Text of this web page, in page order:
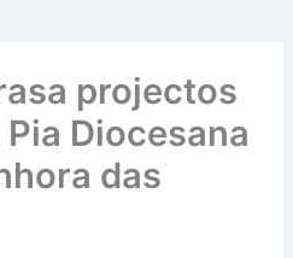
projectos
Diocesana
das